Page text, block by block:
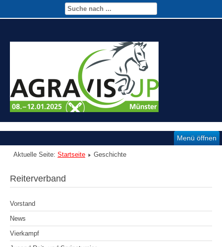
Menü öffnen
Aktuelle Seite: Startseite Geschichte
Reiterverband
Vorstand
News
Vierkampf